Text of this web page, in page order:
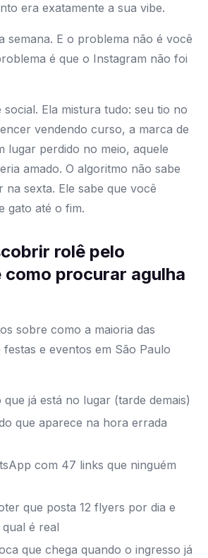
era exatamente a sua vibe.
semana. E o problema não é você
é que o Instagram não foi
social. Ela mistura tudo: seu tio no
vendendo curso, a marca de
lugar perdido no meio, aquele
amado. O algoritmo não sabe
na sexta. Ele sabe que você
gato até o fim.
rolê pelo
como procurar agulha
sobre como a maioria das
e eventos em São Paulo
que já está no lugar (tarde demais)
que aparece na hora errada
com 47 links que ninguém
que posta 12 flyers por dia e
é real
que chega quando o ingresso já